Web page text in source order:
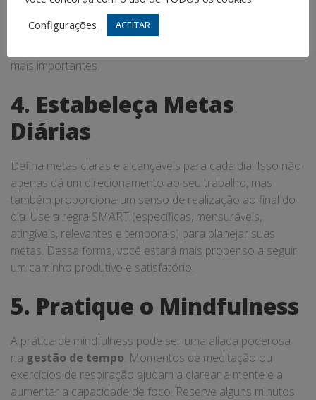
mails durante os períodos de trabalho. Considere usar
aplicativos que bloqueiam sites que costumam tirar sua
mais importantes.
4. Estabeleça Metas
Diárias
Defina metas claras e alcançáveis para cada dia. Isso não
apenas dá um direcionamento ao seu trabalho, mas
também proporciona um senso de realização ao final do
dia. Use a regra SMART (específicas, mensuráveis,
atingíveis, relevantes e temporais) para planejar suas
metas. Dessa forma, você estará mais propenso a seguir
um caminho produtivo e satisfatório.
5. Pratique o Mindfulness
A prática de mindfulness pode ser uma aliada poderosa
na gestão de tempo. Momentos de meditação ou
exercícios de respiração ajudam a clarear a mente e a
aumentar a capacidade de foco. Reserve alguns minutos
Configurações
ACEITAR